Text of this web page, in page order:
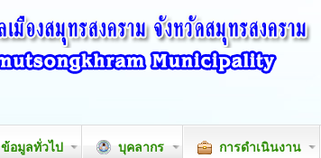
ข้อมูลทั่วไป บุคลากร การดำเนินงาน